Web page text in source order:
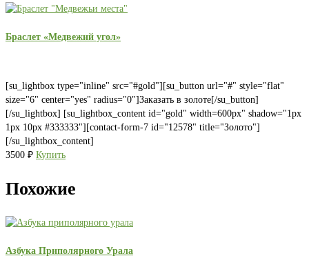
Браслет «Медвежий угол»
[su_lightbox type="inline" src="#gold"][su_button url="#" style="flat"
size="6" center="yes" radius="0"]Заказать в золоте[/su_button]
[/su_lightbox] [su_lightbox_content id="gold" width=600px" shadow="1px
1px 10px #333333"][contact-form-7 id="12578" title="Золото"]
[/su_lightbox_content]
3500 ₽ Купить
Похожие
Азбука Приполярного Урала